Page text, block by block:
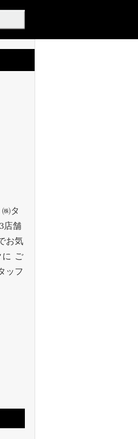
タ
店舗
お気
に ご
ッフ